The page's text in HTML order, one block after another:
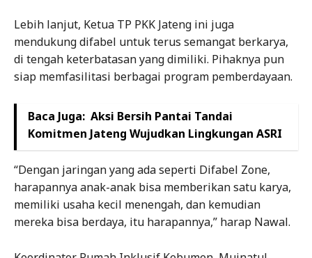
Lebih lanjut, Ketua TP PKK Jateng ini juga
mendukung difabel untuk terus semangat berkarya,
di tengah keterbatasan yang dimiliki. Pihaknya pun
siap memfasilitasi berbagai program pemberdayaan.
Baca Juga: Aksi Bersih Pantai Tandai
Komitmen Jateng Wujudkan Lingkungan ASRI
“Dengan jaringan yang ada seperti Difabel Zone,
harapannya anak-anak bisa memberikan satu karya,
memiliki usaha kecil menengah, dan kemudian
mereka bisa berdaya, itu harapannya,” harap Nawal.